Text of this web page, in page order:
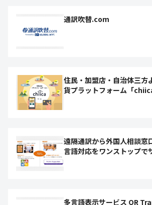
通訳吹替.com
住民・加盟店・自治体三方
貨プラットフォーム「
遠隔通訳から外国人相談窓
言語対応をワンストップで
多言語表示サービス QR